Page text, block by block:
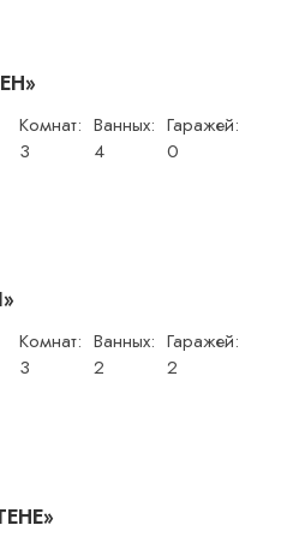
Комнат:
3
Ванных:
4
Гаражей:
0
Комнат:
3
Ванных:
2
Гаражей:
2